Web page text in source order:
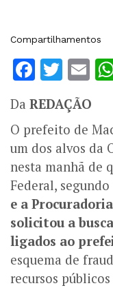
Compartilhamentos
Da REDAÇÃO
O prefeito de
um dos alvos da
nesta manhã de
Federal,
e a
solicitou a
ligados ao
esquema de
recursos